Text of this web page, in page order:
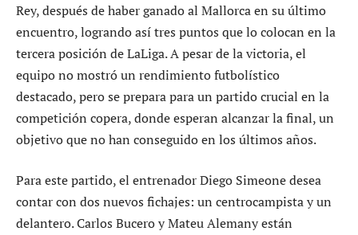
Rey, después de haber ganado al Mallorca en su último
encuentro, logrando así tres puntos que lo colocan en la
tercera posición de LaLiga. A pesar de la victoria, el
equipo no mostró un rendimiento futbolístico
destacado, pero se prepara para un partido crucial en la
competición copera, donde esperan alcanzar la final, un
objetivo que no han conseguido en los últimos años.
Para este partido, el entrenador Diego Simeone desea
contar con dos nuevos fichajes: un centrocampista y un
delantero. Carlos Bucero y Mateu Alemany están